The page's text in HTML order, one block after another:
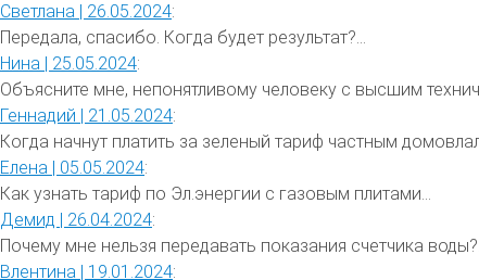
Светлана | 26.05.2024:
Передала, спасибо. Когда будет результат?...
Нина | 25.05.2024:
Объясните мне, непонятливому человеку с высшим
Геннадий | 21.05.2024:
Когда начнут платить за зеленый тариф частным
Елена | 05.05.2024:
Как узнать тариф по Эл.энергии с газовым плитами...
Демид | 26.04.2024:
Почему мне нельзя передавать показания счетчика
Влентина | 19.01.2024: